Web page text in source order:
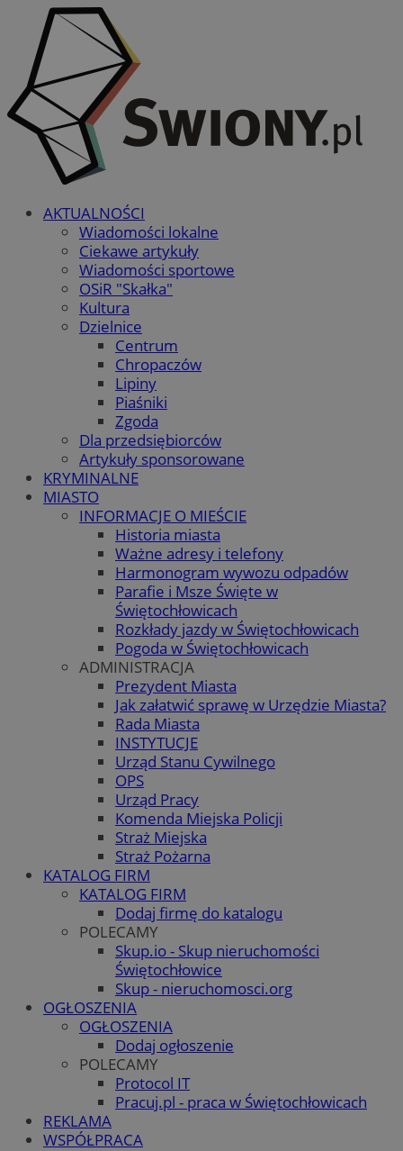
AKTUALNOŚCI
Wiadomości lokalne
Ciekawe artykuły
Wiadomości sportowe
OSiR "Skałka"
Kultura
Dzielnice
Centrum
Chropaczów
Lipiny
Piaśniki
Zgoda
Dla przedsiębiorców
Artykuły sponsorowane
KRYMINALNE
MIASTO
INFORMACJE O MIEŚCIE
Historia miasta
Ważne adresy i telefony
Harmonogram wywozu odpadów
Parafie i Msze Święte w
Świętochłowicach
Rozkłady jazdy w Świętochłowicach
Pogoda w Świętochłowicach
ADMINISTRACJA
Prezydent Miasta
Jak załatwić sprawę w Urzędzie Miasta?
Rada Miasta
INSTYTUCJE
Urząd Stanu Cywilnego
OPS
Urząd Pracy
Komenda Miejska Policji
Straż Miejska
Straż Pożarna
KATALOG FIRM
KATALOG FIRM
Dodaj firmę do katalogu
POLECAMY
Skup.io - Skup nieruchomości
Świętochłowice
Skup - nieruchomosci.org
OGŁOSZENIA
OGŁOSZENIA
Dodaj ogłoszenie
POLECAMY
Protocol IT
Pracuj.pl - praca w Świętochłowicach
REKLAMA
WSPÓŁPRACA